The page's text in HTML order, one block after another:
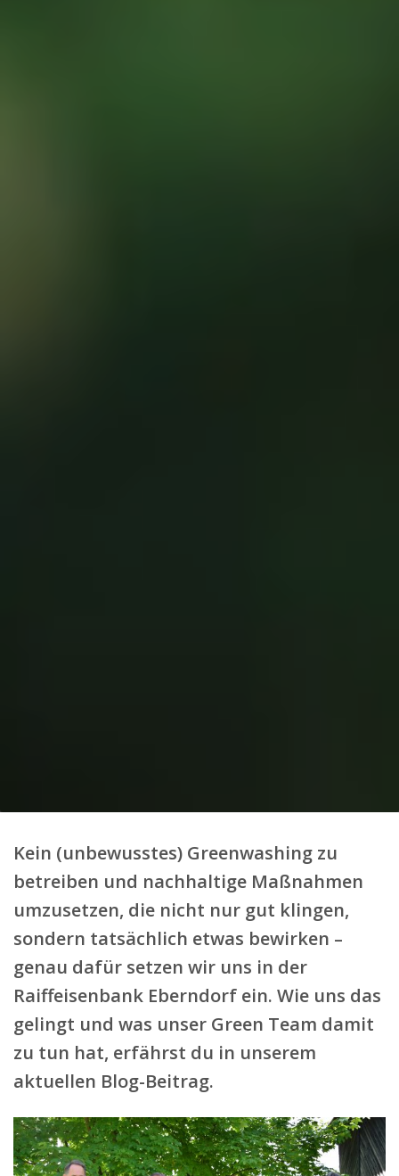
Kein (unbewusstes) Greenwashing zu
betreiben und nachhaltige Maßnahmen
umzusetzen, die nicht nur gut klingen,
sondern tatsächlich etwas bewirken –
genau dafür setzen wir uns in der
Raiffeisenbank Eberndorf ein. Wie uns das
gelingt und was unser Green Team damit
zu tun hat, erfährst du in unserem
aktuellen Blog-Beitrag.